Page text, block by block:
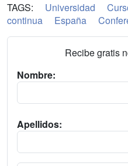
TAGS: Universidad
continua
España
Recibe gratis
Nombre:
Apellidos: